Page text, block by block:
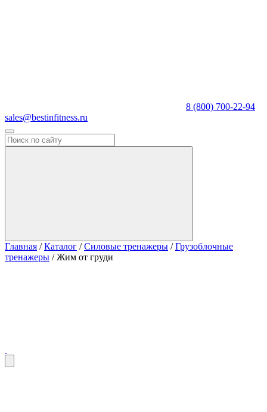
8 (800) 700-22-94
sales@bestinfitness.ru
Главная / Каталог / Силовые тренажеры / Грузоблочные
тренажеры / Жим от груди